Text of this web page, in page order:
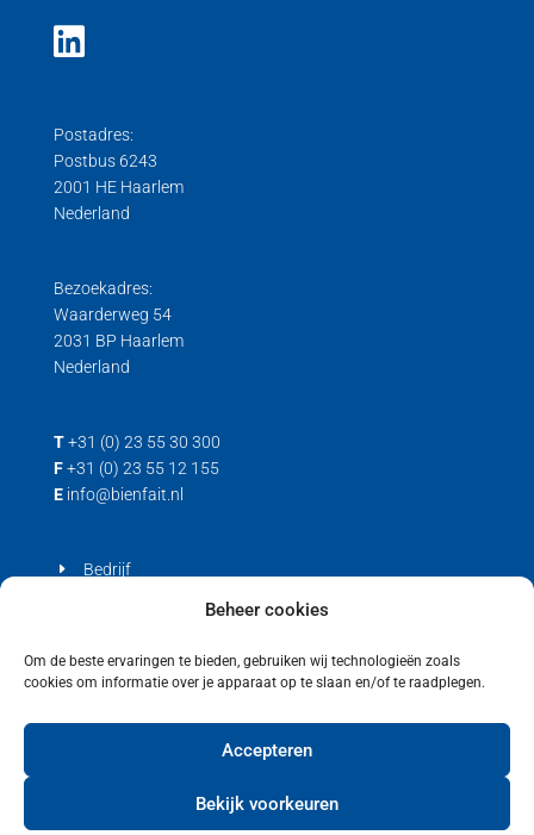
Beheer cookies
Om de beste ervaringen te bieden, gebruiken wij technologieën zoals
cookies om informatie over je apparaat op te slaan en/of te raadplegen.
Accepteren
Bekijk voorkeuren
Postadres:
Postbus 6243
2001 HE Haarlem
Nederland
Bezoekadres:
Waarderweg 54
2031 BP Haarlem
Nederland
T +31 (0) 23 55 30 300
F +31 (0) 23 55 12 155
E info@bienfait.nl
Bedrijf
Cookiebeleid (EU)